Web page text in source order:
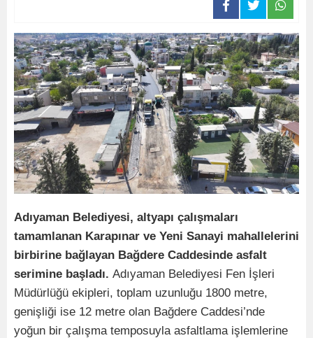
Adıyaman Belediyesi, altyapı çalışmaları
tamamlanan Karapınar ve Yeni Sanayi mahallelerini
birbirine bağlayan Bağdere Caddesinde asfalt
serimine başladı. Adıyaman Belediyesi Fen İşleri
Müdürlüğü ekipleri, toplam uzunluğu 1800 metre,
genişliği ise 12 metre olan Bağdere Caddesi’nde
yoğun bir çalışma temposuyla asfaltlama işlemlerine